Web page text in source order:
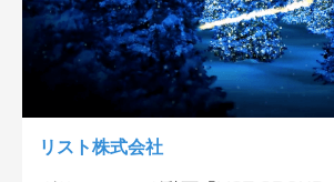
リスト株式会社